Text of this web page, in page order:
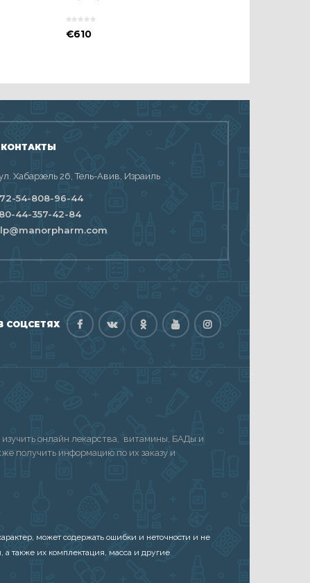
€610
Хабарзель 26, Тель-Авив, Израиль
54-808-96-44
44-357-42-84
СОЦСЕТЯХ
онлайн лекарства, витамины, БАДы и
получить информацию по их заказу и
может содержать ошибки и неточности и не
а также их комплектация, масса и другие